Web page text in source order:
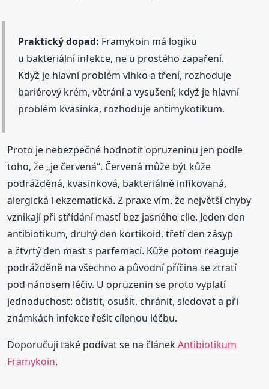
Praktický dopad: Framykoin má logiku
u bakteriální infekce, ne u prostého zapaření.
Když je hlavní problém vlhko a tření, rozhoduje
bariérový krém, větrání a vysušení; když je hlavní
problém kvasinka, rozhoduje antimykotikum.
Proto je nebezpečné hodnotit opruzeninu jen podle
toho, že „je červená“. Červená může být kůže
podrážděná, kvasinková, bakteriálně infikovaná,
alergická i ekzematická. Z praxe vím, že největší chyby
vznikají při střídání mastí bez jasného cíle. Jeden den
antibiotikum, druhý den kortikoid, třetí den zásyp
a čtvrtý den mast s parfemací. Kůže potom reaguje
podrážděně na všechno a původní příčina se ztratí
pod nánosem léčiv. U opruzenin se proto vyplatí
jednoduchost: očistit, osušit, chránit, sledovat a při
známkách infekce řešit cílenou léčbu.
Doporučuji také podívat se na článekAntibiotikum
Framykoin.